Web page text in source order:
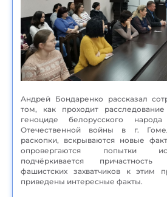
Андрей Бондаренко рассказал
том, как проходит
геноциде белорусского
Отечественной войны в г.
раскопки, вскрываются новые
опровергаются попытки
подчёркивается
фашистских захватчиков к этим
приведены интересные факты.